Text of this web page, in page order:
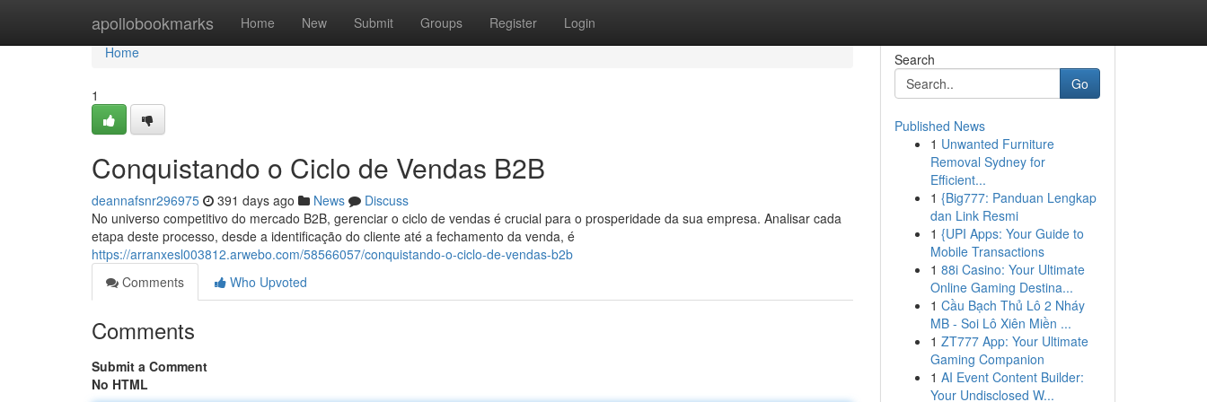
apollobookmarks Home New Submit Groups Register Login
Home
Home
1
Conquistando o Ciclo de Vendas B2B
deannafsnr296975 391 days ago News
Discuss
No universo competitivo do mercado B2B, gerenciar o ciclo de vendas é crucial para o prosperidade da sua empresa. Analisar cada
etapa deste processo, desde a identificação do cliente até a fechamento da venda, é
https://arranxesl003812.arwebo.com/58566057/conquistando-o-ciclo-de-vendas-b2b
Comments
Who Upvoted
Comments
Submit a Comment
No HTML
Search
Go
Published News
1 Unwanted Furniture
Removal Sydney for
Efficient...
1 {Big777: Panduan Lengkap
dan Link Resmi
1 {UPI Apps: Your Guide to
Mobile Transactions
1 88i Casino: Your Ultimate
Online Gaming Destina...
1 Cầu Bạch Thủ Lô 2 Nháy
MB - Soi Lô Xiên Miền ...
1 ZT777 App: Your Ultimate
Gaming Companion
1 AI Event Content Builder:
Your Undisclosed W...